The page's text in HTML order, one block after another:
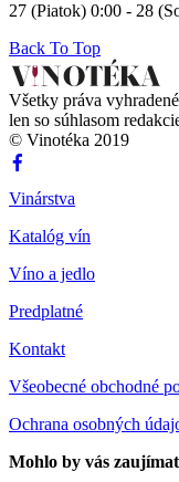
27 (Piatok) 0:00 - 28
Back To Top
Všetky práva
len so súhlasom
© Vinotéka 2019
Vinárstva
Katalóg vín
Víno a jedlo
Predplatné
Kontakt
Všeobecné obchodné
Ochrana osobných
Mohlo by vás